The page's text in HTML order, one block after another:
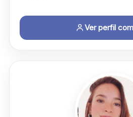
Ver perfil